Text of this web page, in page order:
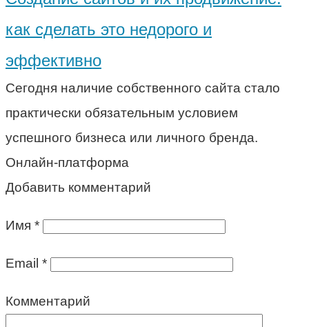
как сделать это недорого и
эффективно
Сегодня наличие собственного сайта стало
практически обязательным условием
успешного бизнеса или личного бренда.
Онлайн-платформа
Добавить комментарий
Имя *
Email *
Комментарий